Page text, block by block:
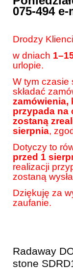
075-494e-
Drodzy
w dniach
urlopie.
W tym czasie
składać
zamówienia,
przypada na
zostaną
sierpnia,
Dotyczy to
przed 1
realizacji
zostaną
Dziękuję za
zaufanie.
Radaway
stone